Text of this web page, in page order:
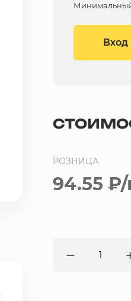
Минимальный
Вход
РОЗНИЦА
94.55 ₽/